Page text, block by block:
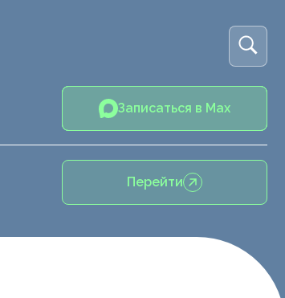
Записаться в Max
Перейти